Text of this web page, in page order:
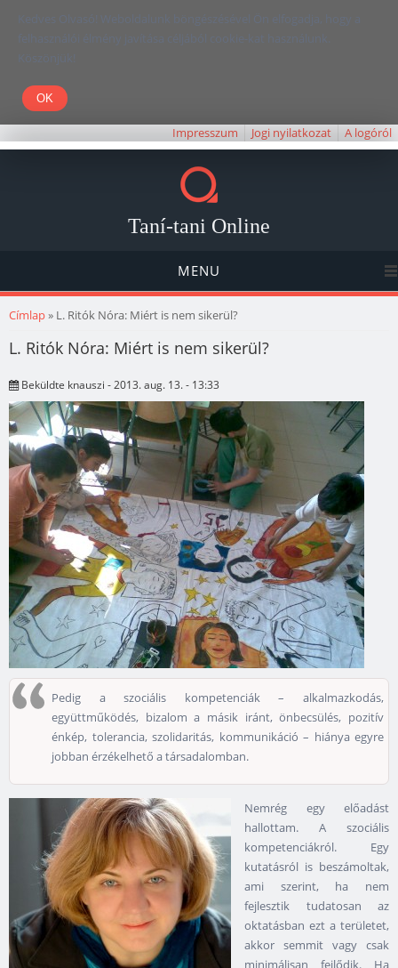
Kedves Olvasó! Weboldalunk böngészésével Ön elfogadja, hogy a
felhasználói élmény javítása céljából cookie-kat használunk.
Köszönjük!
Impresszum Jogi nyilatkozat A logóról
Taní-tani Online
MENU
Jelenlegi hely
Címlap» L. Ritók Nóra: Miért is nem sikerül?
L. Ritók Nóra: Miért is nem sikerül?
Beküldte knauszi - 2013. aug. 13. - 13:33
Pedig a szociális kompetenciák – alkalmazkodás,
együttműködés, bizalom a másik iránt, önbecsülés, pozitív
énkép, tolerancia, szolidaritás, kommunikáció – hiánya egyre
jobban érzékelhető a társadalomban.
Nemrég egy előadást
hallottam. A szociális
kompetenciákról. Egy
kutatásról is beszámoltak,
ami szerint, ha nem
fejlesztik tudatosan az
oktatásban ezt a területet,
akkor semmit vagy csak